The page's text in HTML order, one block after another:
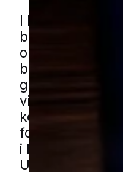
I Holstebro
boligkvarterer,
områder med
bygninger som
give gode
villaveje samt
kompost kan
for at færdes
i Holstebro
Udfyld blot